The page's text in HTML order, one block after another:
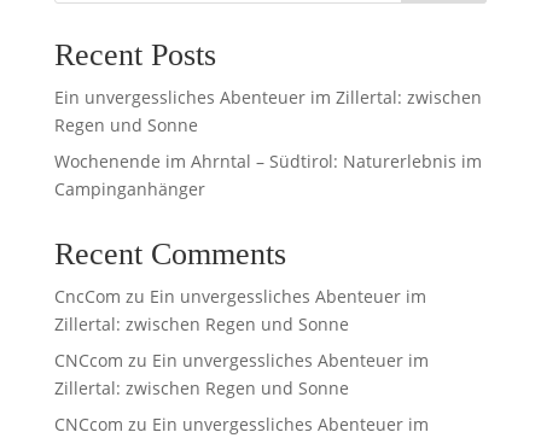
Recent Posts
Ein unvergessliches Abenteuer im Zillertal: zwischen
Regen und Sonne
Wochenende im Ahrntal – Südtirol: Naturerlebnis im
Campinganhänger
Recent Comments
CncCom zu Ein unvergessliches Abenteuer im
Zillertal: zwischen Regen und Sonne
CNCcom zu Ein unvergessliches Abenteuer im
Zillertal: zwischen Regen und Sonne
CNCcom zu Ein unvergessliches Abenteuer im